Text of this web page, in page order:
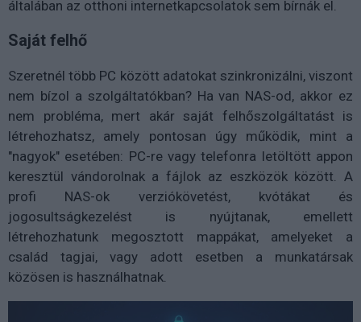
általában az otthoni internetkapcsolatok sem bírnák el.
Saját felhő
Szeretnél több PC között adatokat szinkronizálni, viszont
nem bízol a szolgáltatókban? Ha van NAS-od, akkor ez
nem probléma, mert akár saját felhőszolgáltatást is
létrehozhatsz, amely pontosan úgy működik, mint a
"nagyok" esetében: PC-re vagy telefonra letöltött appon
keresztül vándorolnak a fájlok az eszközök között. A
profi NAS-ok verziókövetést, kvótákat és
jogosultságkezelést is nyújtanak, emellett
létrehozhatunk megosztott mappákat, amelyeket a
család tagjai, vagy adott esetben a munkatársak
közösen is használhatnak.